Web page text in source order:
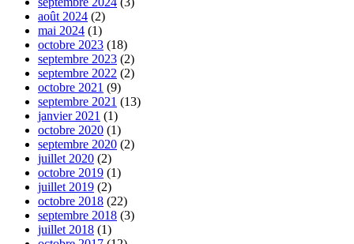
août 2024 (2)
mai 2024 (1)
octobre 2023 (18)
septembre 2023 (2)
septembre 2022 (2)
octobre 2021 (9)
septembre 2021 (13)
janvier 2021 (1)
octobre 2020 (1)
septembre 2020 (2)
juillet 2020 (2)
octobre 2019 (1)
juillet 2019 (2)
octobre 2018 (22)
septembre 2018 (3)
juillet 2018 (1)